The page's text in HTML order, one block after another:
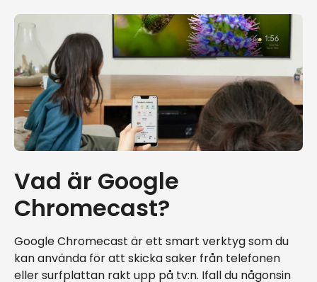
Vad är Google
Chromecast?
Google Chromecast är ett smart verktyg som du
kan använda för att skicka saker från telefonen
eller surfplattan rakt upp på tv:n. Ifall du någonsin